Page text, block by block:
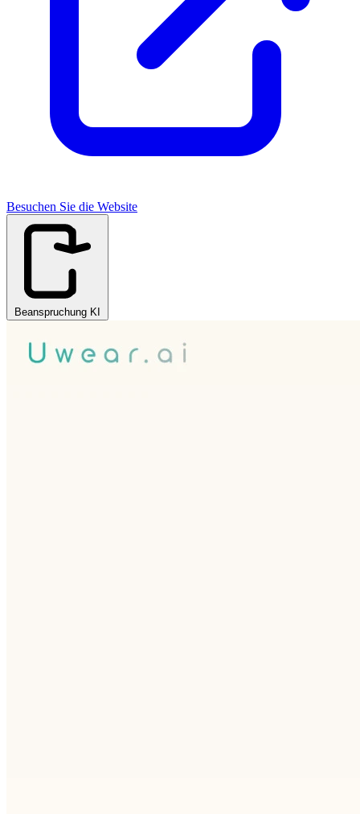
Besuchen Sie die Website
Beanspruchung KI